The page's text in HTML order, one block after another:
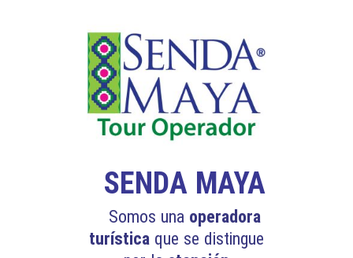
SENDA MAYA
Somos una operadora
turística que se distingue